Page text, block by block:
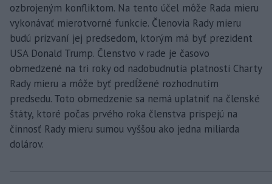
ozbrojeným konfliktom. Na tento účel môže Rada mieru
vykonávať mierotvorné funkcie. Členovia Rady mieru
budú prizvaní jej predsedom, ktorým má byť prezident
USA Donald Trump. Členstvo v rade je časovo
obmedzené na tri roky od nadobudnutia platnosti Charty
Rady mieru a môže byť predĺžené rozhodnutím
predsedu. Toto obmedzenie sa nemá uplatniť na členské
štáty, ktoré počas prvého roka členstva prispejú na
činnosť Rady mieru sumou vyššou ako jedna miliarda
dolárov.